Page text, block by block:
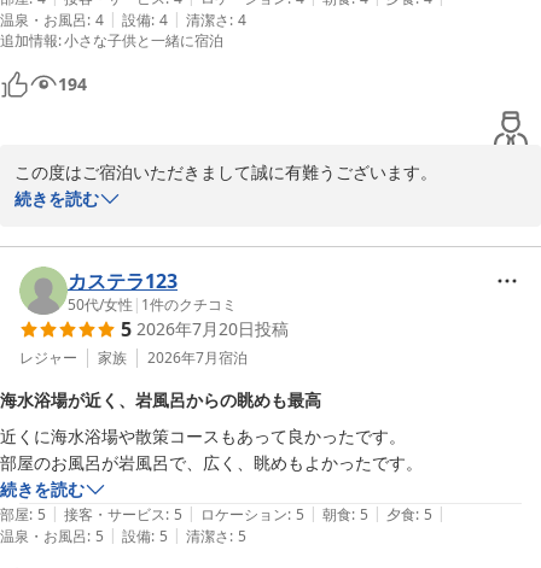
また、是非行きたいです。
温泉・お風呂: 4 | 設備: 4 | 清潔さ: 4
追加情報:小さな子供と一緒に宿泊
194
この度はご宿泊いただきまして誠に有難うございます。
当館からの絶景をご堪能いただけたようでなによりでございます。
ご感想いただきましてありがとうございます。
鎮西町国民宿舎 波戸岬
2026-06-02
続きを読む
カステラ123
50代/女性 | 1件のクチコミ
5 2026年7月20日投稿
レジャー 家族 2026年7月宿泊
海水浴場が近く、岩風呂からの眺めも最高
近くに海水浴場や散策コースもあって良かったです。
部屋のお風呂が岩風呂で、広く、眺めもよかったです。
続きを読む
部屋: 5 | 接客・サービス: 5 | ロケーション: 5 | 朝食: 5 | 夕食: 5 |
温泉・お風呂: 5 | 設備: 5 | 清潔さ: 5